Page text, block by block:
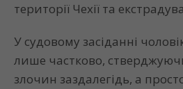
території Чехії та
У судовому засіданні
лише частково,
злочин заздалегідь, а